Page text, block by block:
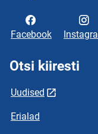
Facebook
Otsi kiiresti
Uudised
Erialad